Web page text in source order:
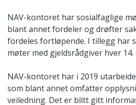
NAV-kontoret har sosialfaglige
blant annet fordeler og drøfter
fordeles fortløpende. I tillegg har
møter med gjeldsrådgiver hver 14.
NAV-kontoret har i 2019
som blant annet omfatter
veiledning. Det er blitt gitt